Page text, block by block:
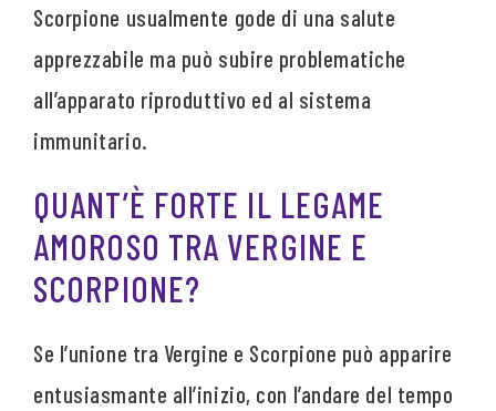
Scorpione usualmente gode di una salute
apprezzabile ma può subire problematiche
all’apparato riproduttivo ed al sistema
immunitario.
QUANT’È FORTE IL LEGAME
AMOROSO TRA VERGINE E
SCORPIONE?
Se l’unione tra Vergine e Scorpione può apparire
entusiasmante all’inizio, con l’andare del tempo